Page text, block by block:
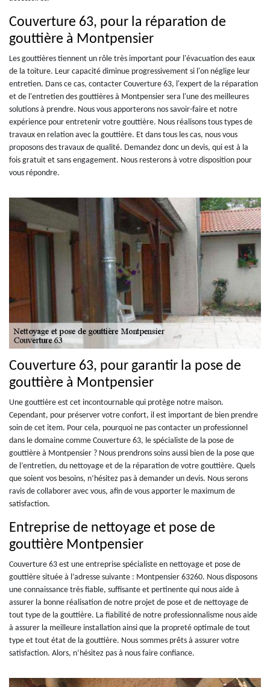
Couverture 63, pour la réparation de
gouttière à Montpensier
Les gouttières tiennent un rôle très important pour l'évacuation des eaux
de la toiture. Leur capacité diminue progressivement si l'on néglige leur
entretien. Dans ce cas, contacter Couverture 63, l'expert de la réparation
et de l'entretien des gouttières à Montpensier sera l'une des meilleures
solutions à prendre. Nous vous apporterons nos savoir-faire et notre
expérience pour entretenir votre gouttière. Nous réalisons tous types de
travaux en relation avec la gouttière. Et dans tous les cas, nous vous
proposons des travaux de qualité. Demandez donc un devis, qui est à la
fois gratuit et sans engagement. Nous resterons à votre disposition pour
vous répondre.
Couverture 63, pour garantir la pose de
gouttière à Montpensier
Une gouttière est cet incontournable qui protège notre maison.
Cependant, pour préserver votre confort, il est important de bien prendre
soin de cet item. Pour cela, pourquoi ne pas contacter un professionnel
dans le domaine comme Couverture 63, le spécialiste de la pose de
gouttière à Montpensier ? Nous prendrons soins aussi bien de la pose que
de l’entretien, du nettoyage et de la réparation de votre gouttière. Quels
que soient vos besoins, n’hésitez pas à demander un devis. Nous serons
ravis de collaborer avec vous, afin de vous apporter le maximum de
satisfaction.
Entreprise de nettoyage et pose de
gouttière Montpensier
Couverture 63 est une entreprise spécialiste en nettoyage et pose de
gouttière située à l’adresse suivante : Montpensier 63260. Nous disposons
une connaissance très fiable, suffisante et pertinente qui nous aide à
assurer la bonne réalisation de notre projet de pose et de nettoyage de
tout type de la gouttière. La fiabilité de notre professionnalisme nous aide
à assurer la meilleure installation ainsi que la propreté optimale de tout
type et tout état de la gouttière. Nous sommes prêts à assurer votre
satisfaction. Alors, n’hésitez pas à nous faire confiance.